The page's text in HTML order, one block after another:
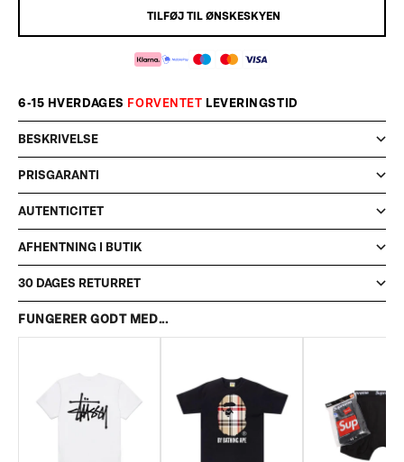
TILFØJ TIL ØNSKESKYEN
6-15 HVERDAGES FORVENTET LEVERINGSTID
BESKRIVELSE
PRISGARANTI
AUTENTICITET
AFHENTNING I BUTIK
30 DAGES RETURRET
FUNGERER GODT MED...